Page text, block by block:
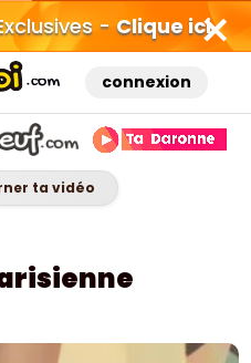
- Clique ici
connexion
ta vidéo